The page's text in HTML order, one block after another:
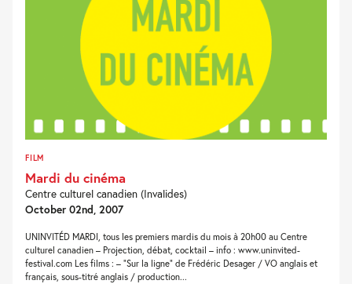
FILM
Mardi du cinéma
Centre culturel canadien (Invalides)
October 02nd, 2007
UNINVITÉD MARDI, tous les premiers mardis du mois à 20h00 au Centre
culturel canadien – Projection, débat, cocktail – info : www.uninvited-
festival.com Les films : – “Sur la ligne” de Frédéric Desager / VO anglais et
français, sous-titré anglais / production...